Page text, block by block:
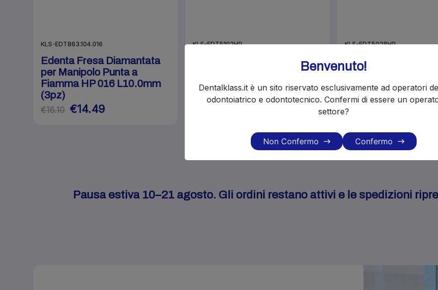
KLS-EDT863.104.016
Edenta Fresa Diamantata
per Manipolo Punta a
Fiamma HP 016 L10.0mm
(3pz)
€16.10 €14.49
KLS-EDT5102HP
Edenta fresa diamantata
rovesciato L3mm x 037
€30.60 €27.54
KLS-EDT5028HP
Edenta fresa
sinterizzata a cono
rovesciato L4mm x
€30.60 €27.54
Pausa estiva 10–21 agosto. Gli ordini restano attivi e le spedizioni
Benvenuto!
Dentalklass.it è un sito riservato esclusivamente ad operatori
odontoiatrico e odontotecnico. Confermi di essere un
settore?
Non Confermo Confermo